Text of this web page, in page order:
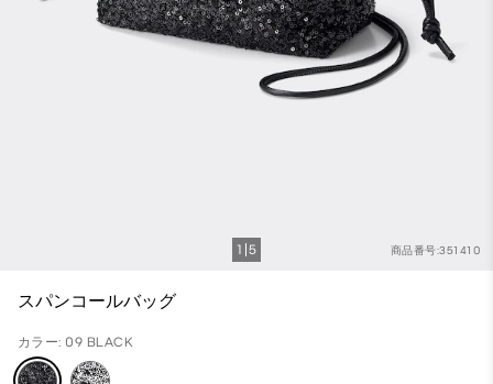
商品番号:351410
1 5
スパンコールバッグ
カラー: 09 BLACK